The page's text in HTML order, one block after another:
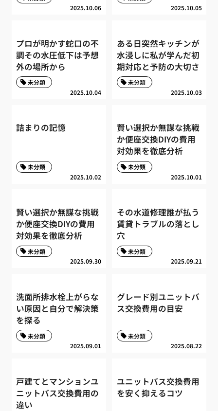
2025.10.06
2025.10.05
プロが明かす蛇口の不
調その水圧低下は予想
外の場所から
2025.10.04
未分類
ある日突然キッチンが
水浸しに私が学んだ初
期対応と予防の大切さ
2025.10.03
未分類
詰まりの記憶
2025.10.02
未分類
賢い選択か無謀な挑戦
か便座交換DIYの費用
対効果を徹底分析
2025.10.01
未分類
賢い選択か無謀な挑戦
か便座交換DIYの費用
対効果を徹底分析
2025.09.30
未分類
その水道修理誰が払う
賃貸トラブルの落とし
穴
2025.09.21
未分類
洗面所排水栓上がらな
い原因と自分で解決策
を探る
2025.09.01
未分類
グレード別ユニットバ
ス交換費用の目安
2025.08.22
未分類
戸建てとマンションユ
ニットバス交換費用の
違い
ユニットバス交換費用
を安く抑えるコツ